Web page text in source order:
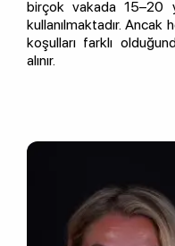
birçok vakada 15–20
kullanılmaktadır. Ancak
koşulları farklı
alınır.